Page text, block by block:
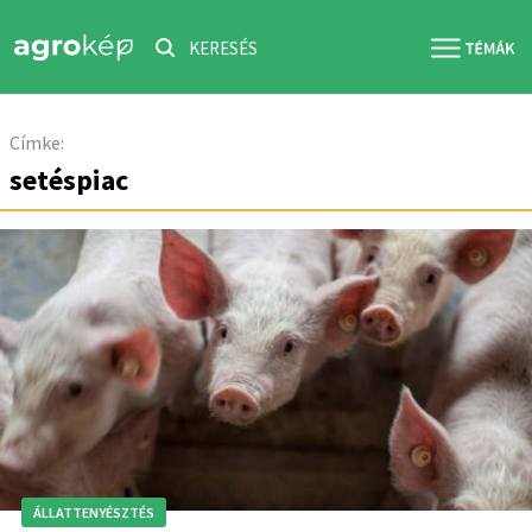
KERESÉS
Címke:
setéspiac
ÁLLATTENYÉSZTÉS